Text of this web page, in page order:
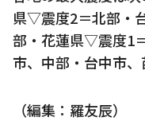
県▽震度2＝北部・
部・花蓮県▽震度1
市、中部・台中市
（編集：羅友辰）